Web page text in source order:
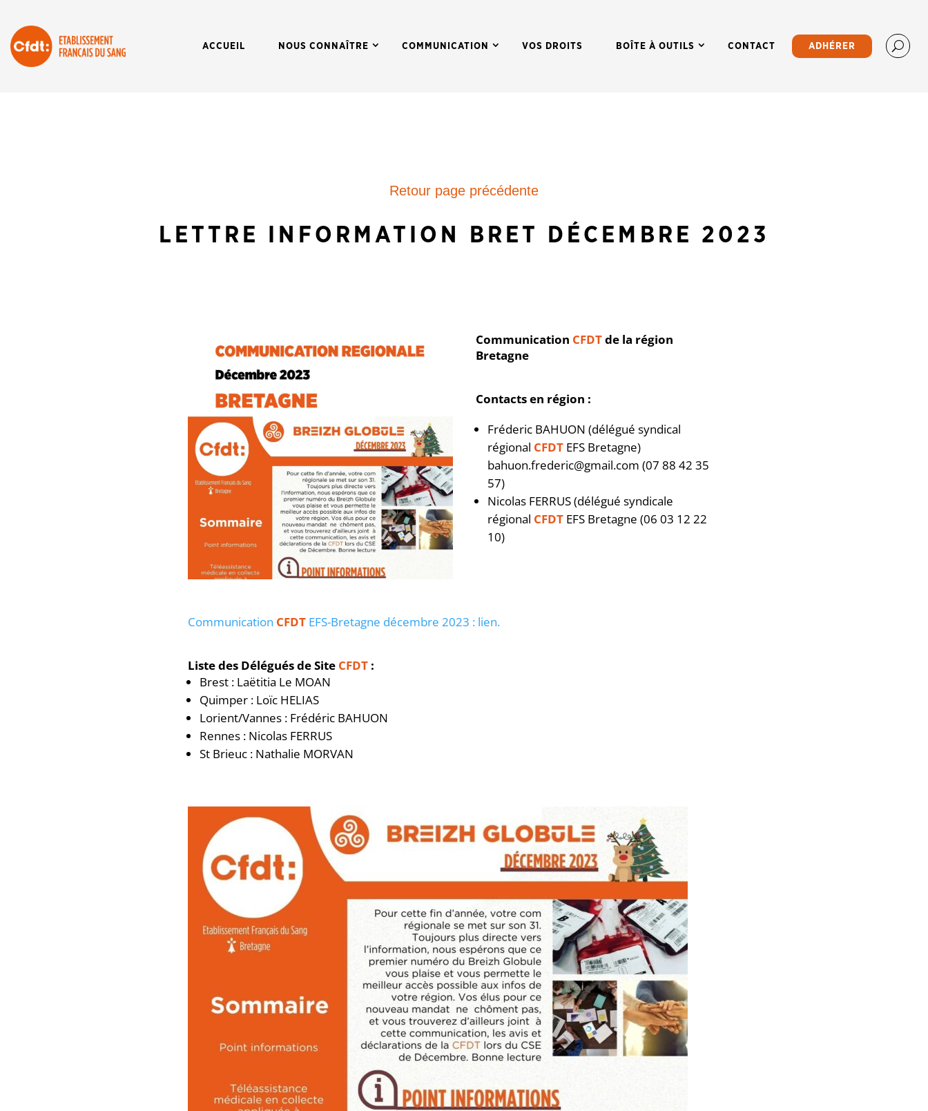
ACCUEIL NOUS CONNAÎTRE COMMUNICATION VOS DROITS BOÎTE À OUTILS CONTACT ADHÉRER
Retour page précédente
LETTRE INFORMATION BRET DÉCEMBRE 2023
Communication CFDTde la région
Bretagne
Contacts en région :
Fréderic BAHUON (délégué syndical
régional CFDT EFS Bretagne)
bahuon.frederic@gmail.com (07 88 42 35
57)
Nicolas FERRUS (délégué syndicale
régional CFDT EFS Bretagne (06 03 12 22
10)
Communication CFDT EFS-Bretagne décembre 2023 : lien.
Liste des Délégués de Site CFDT :
Brest : Laëtitia Le MOAN
Quimper : Loïc HELIAS
Lorient/Vannes : Frédéric BAHUON
Rennes : Nicolas FERRUS
St Brieuc : Nathalie MORVAN